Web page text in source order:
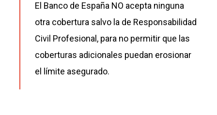
El Banco de España NO acepta ninguna
otra cobertura salvo la de Responsabilidad
Civil Profesional, para no permitir que las
coberturas adicionales puedan erosionar
el límite asegurado.